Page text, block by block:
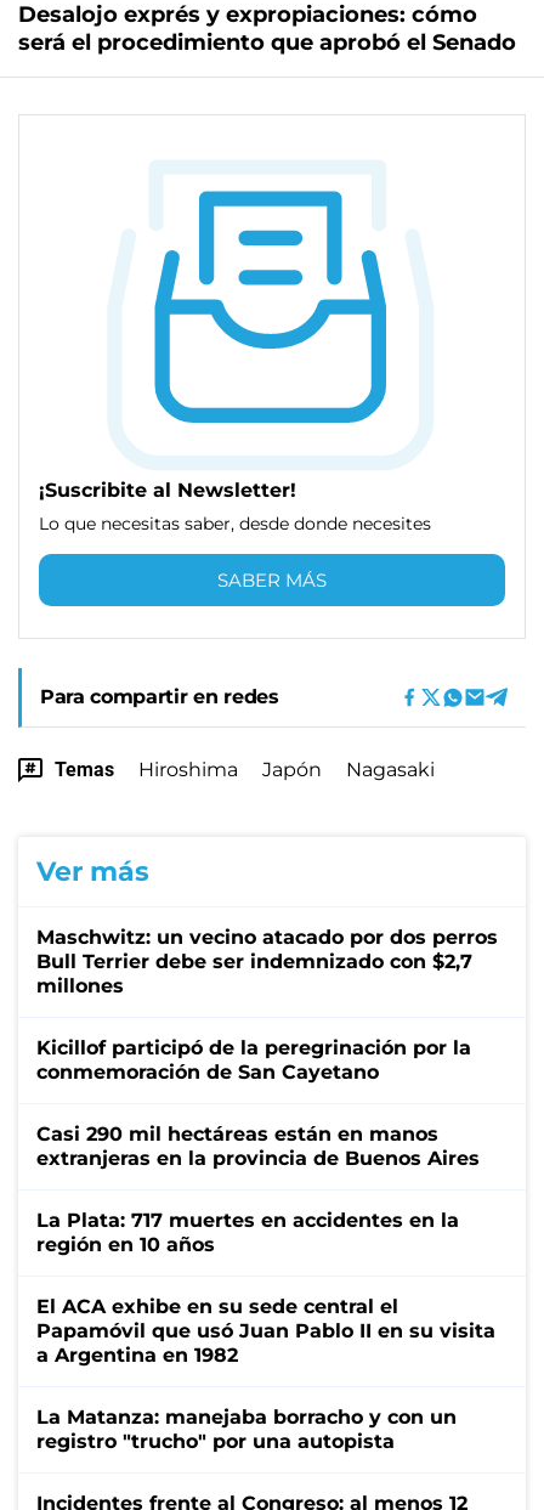
Desalojo exprés y expropiaciones: cómo
será el procedimiento que aprobó el Senado
¡Suscribite al Newsletter!
Lo que necesitas saber, desde donde necesites
SABER MÁS
Para compartir en redes
Temas Hiroshima Japón Nagasaki
Ver más
Maschwitz: un vecino atacado por dos perros
Bull Terrier debe ser indemnizado con $2,7
millones
Kicillof participó de la peregrinación por la
conmemoración de San Cayetano
Casi 290 mil hectáreas están en manos
extranjeras en la provincia de Buenos Aires
La Plata: 717 muertes en accidentes en la
región en 10 años
El ACA exhibe en su sede central el
Papamóvil que usó Juan Pablo II en su visita
a Argentina en 1982
La Matanza: manejaba borracho y con un
registro "trucho" por una autopista
Incidentes frente al Congreso: al menos 12